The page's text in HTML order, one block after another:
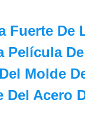
Fuerte De
Película
Molde
Del Acero